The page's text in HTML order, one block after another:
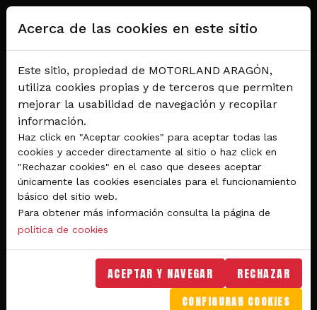
Pasar al contenido principal
Del 28 al 30 de agosto 2026
Circuito de velocidad
GRAN PREMIO
MICHELIN® DE ARAGÓN
DE MOTOGP™ 2026
Acerca de las cookies en este sitio
Este sitio, propiedad de MOTORLAND ARAGÓN,
utiliza cookies propias y de terceros que permiten
mejorar la usabilidad de navegación y recopilar
información.
Haz click en "Aceptar cookies" para aceptar todas las
cookies y acceder directamente al sitio o haz click en
"Rechazar cookies" en el caso que desees aceptar
únicamente las cookies esenciales para el funcionamiento
básico del sitio web.
Para obtener más información consulta la página de
política de cookies
ACEPTAR Y NAVEGAR RECHAZAR
CONFIGURAR COOKIES